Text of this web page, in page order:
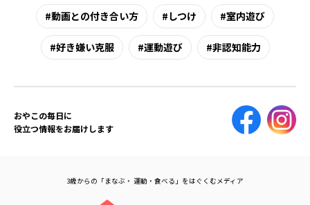
動画との付き合い方 しつけ 室内遊び
好き嫌い克服 運動遊び 非認知能力
おやこの毎日に
役立つ情報をお届けします
3歳からの「まなぶ・ 運動・食べる」をはぐくむメディア